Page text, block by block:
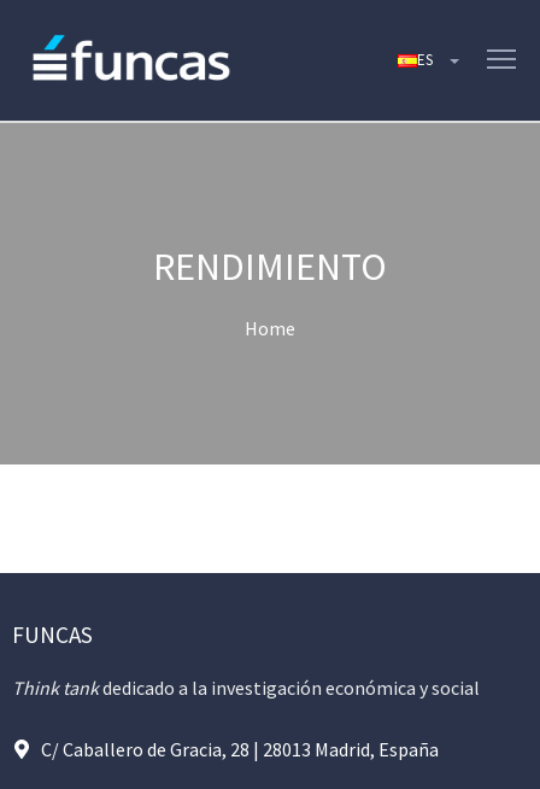
RENDIMIENTO
Home
FUNCAS
Think tankdedicado a la investigación económica y social
C/ Caballero de Gracia, 28 | 28013 Madrid, España